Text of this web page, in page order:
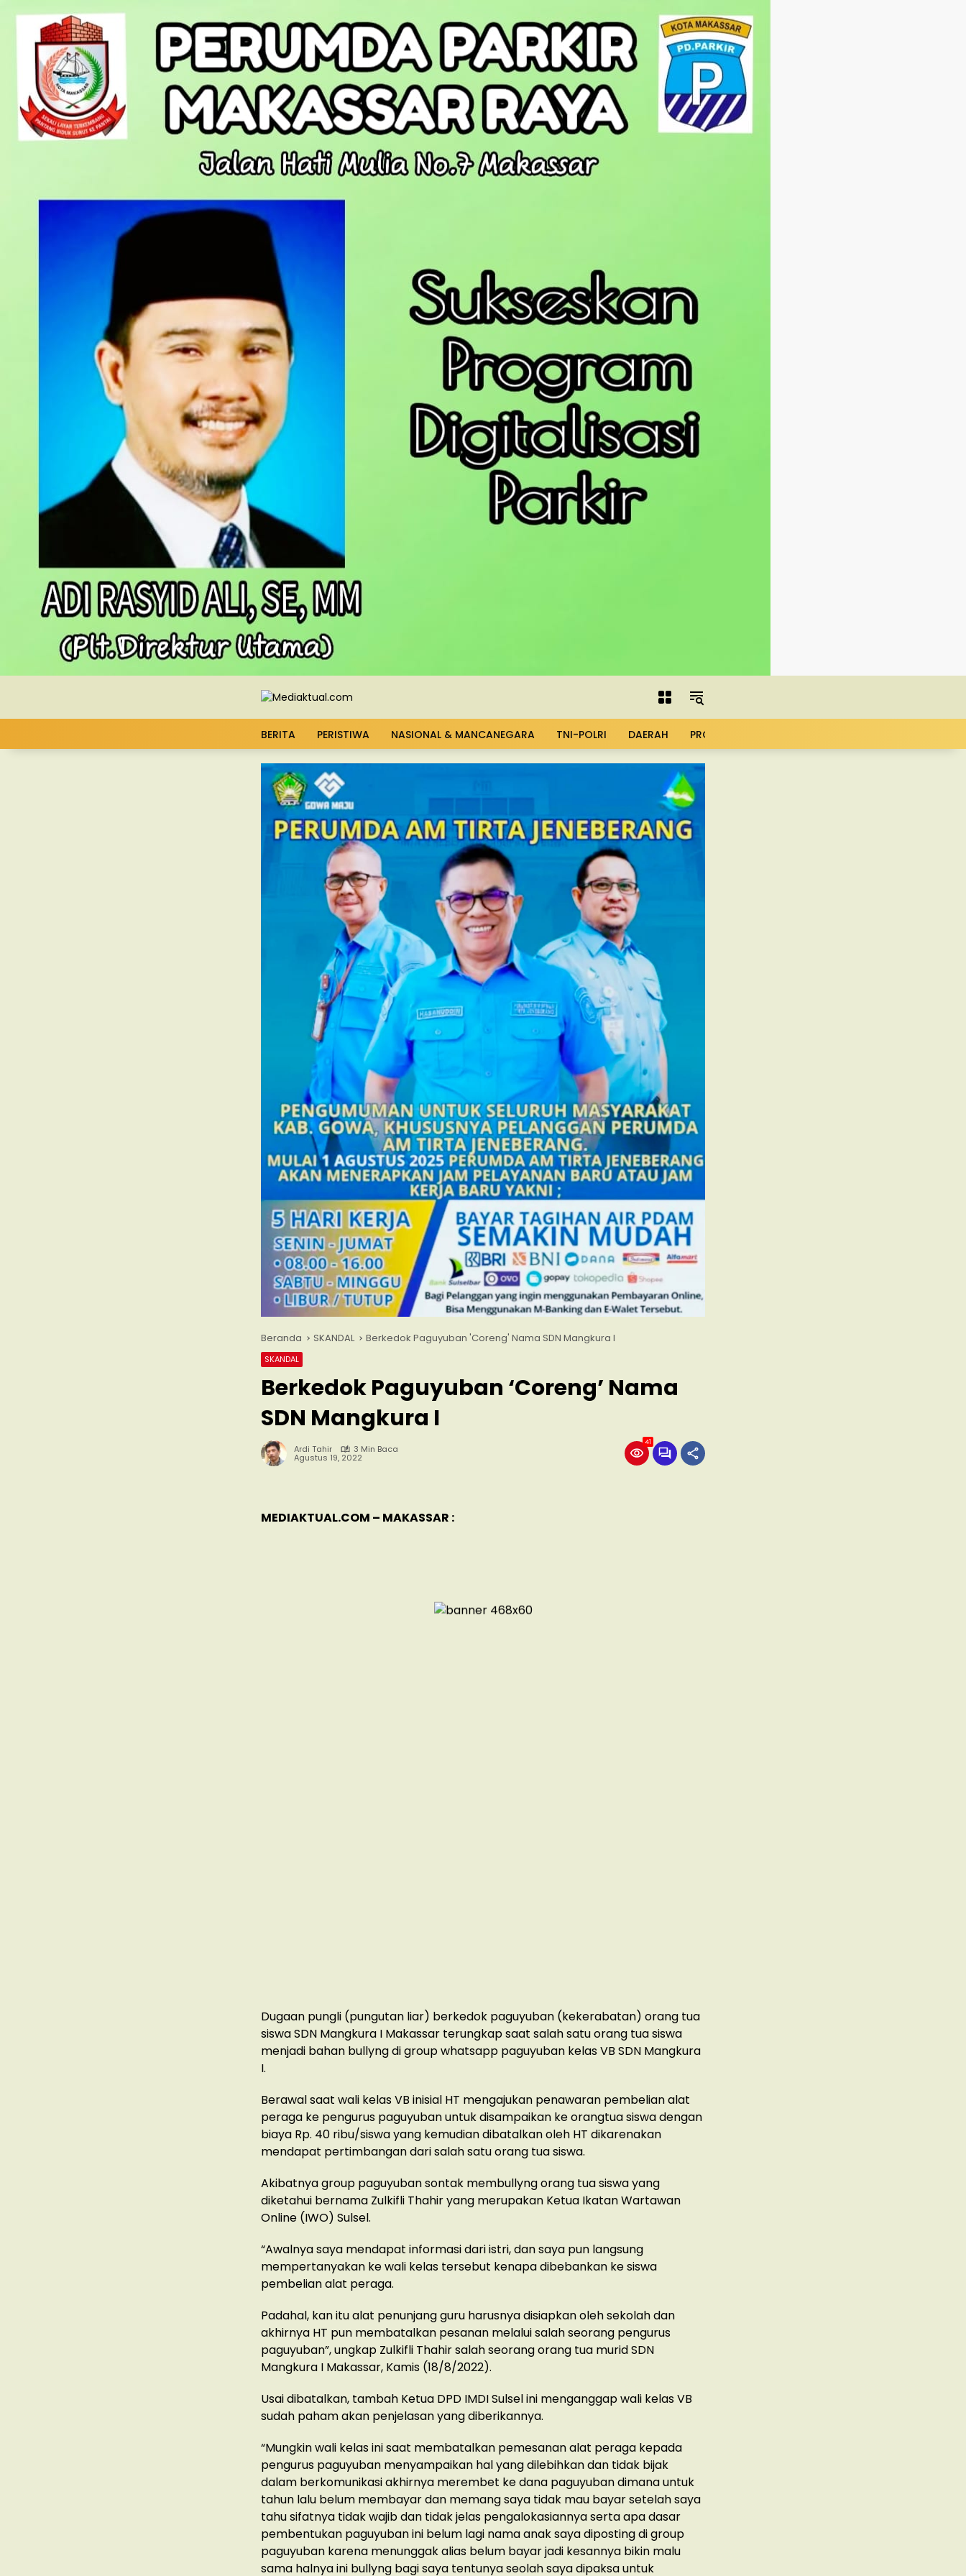
BERITA PERISTIWA NASIONAL & MANCANEGARA TNI-POLRI DAERAH PROFIL
Beranda SKANDAL Berkedok Paguyuban 'Coreng' Nama SDN Mangkura I
SKANDAL
Berkedok Paguyuban ‘Coreng’ Nama
SDN Mangkura I
Ardi Tahir 3 Min Baca
Agustus 19, 2022
41
MEDIAKTUAL.COM – MAKASSAR :
Dugaan pungli (pungutan liar) berkedok paguyuban (kekerabatan) orang tua
siswa SDN Mangkura I Makassar terungkap saat salah satu orang tua siswa
menjadi bahan bullyng di group whatsapp paguyuban kelas VB SDN Mangkura
I.
Berawal saat wali kelas VB inisial HT mengajukan penawaran pembelian alat
peraga ke pengurus paguyuban untuk disampaikan ke orangtua siswa dengan
biaya Rp. 40 ribu/siswa yang kemudian dibatalkan oleh HT dikarenakan
mendapat pertimbangan dari salah satu orang tua siswa.
Akibatnya group paguyuban sontak membullyng orang tua siswa yang
diketahui bernama Zulkifli Thahir yang merupakan Ketua Ikatan Wartawan
Online (IWO) Sulsel.
“Awalnya saya mendapat informasi dari istri, dan saya pun langsung
mempertanyakan ke wali kelas tersebut kenapa dibebankan ke siswa
pembelian alat peraga.
Padahal, kan itu alat penunjang guru harusnya disiapkan oleh sekolah dan
akhirnya HT pun membatalkan pesanan melalui salah seorang pengurus
paguyuban”, ungkap Zulkifli Thahir salah seorang orang tua murid SDN
Mangkura I Makassar, Kamis (18/8/2022).
Usai dibatalkan, tambah Ketua DPD IMDI Sulsel ini menganggap wali kelas VB
sudah paham akan penjelasan yang diberikannya.
“Mungkin wali kelas ini saat membatalkan pemesanan alat peraga kepada
pengurus paguyuban menyampaikan hal yang dilebihkan dan tidak bijak
dalam berkomunikasi akhirnya merembet ke dana paguyuban dimana untuk
tahun lalu belum membayar dan memang saya tidak mau bayar setelah saya
tahu sifatnya tidak wajib dan tidak jelas pengalokasiannya serta apa dasar
pembentukan paguyuban ini belum lagi nama anak saya diposting di group
paguyuban karena menunggak alias belum bayar jadi kesannya bikin malu
sama halnya ini bullyng bagi saya tentunya seolah saya dipaksa untuk